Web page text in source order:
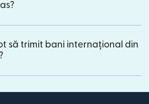
să trimit bani internațional din